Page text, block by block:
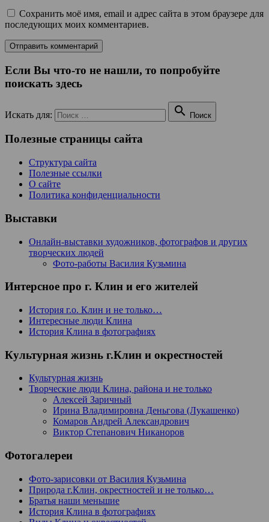
Сохранить моё имя, email и адрес сайта в этом браузере для
последующих моих комментариев.
Если Вы что-то не нашли, то попробуйте
поискать здесь
Искать для:  Поиск
Полезные страницы сайта
Структура сайта
Полезные ссылки
О сайте
Политика конфиденциальности
Выставки
Онлайн-выставки художников, фотографов и других
творческих людей
Фото-работы Василия Кузьмина
Интерсное про г. Клин и его жителей
История г.о. Клин и не только…
Интересные люди Клина
История Клина в фотографиях
Культурная жизнь г.Клин и окрестностей
Культурная жизнь
Творческие люди Клина, района и не только
Алексей Заричный
Ирина Владимировна Деньгова (Лукашенко)
Комаров Андрей Александрович
Виктор Степанович Никаноров
Фотогалереи
Фото-зарисовки от Василия Кузьмина
Природа г.Клин, окрестностей и не только…
Братья наши меньшие
История Клина в фотографиях